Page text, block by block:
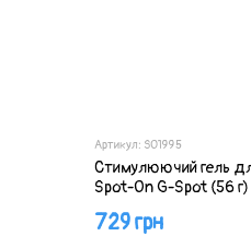
Артикул: SO1995
Стимулюючий гель
Spot-On G-Spot (56 г)
729 грн